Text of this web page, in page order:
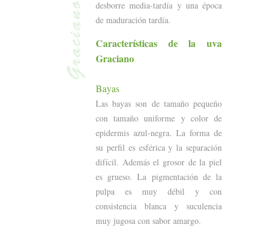
desborre media-tardía y una época
de maduración tardía.
Características de la uva
Graciano
Bayas
Las bayas son de tamaño pequeño
con tamaño uniforme y color de
epidermis azul-negra. La forma de
su perfil es esférica y la separación
difícil. Además el grosor de la piel
es grueso. La pigmentación de la
pulpa es muy débil y con
consistencia blanca y suculencia
muy jugosa con sabor amargo.